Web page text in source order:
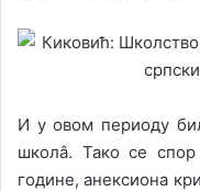
И у овом периоду
школâ. Тако се
године, анексиона